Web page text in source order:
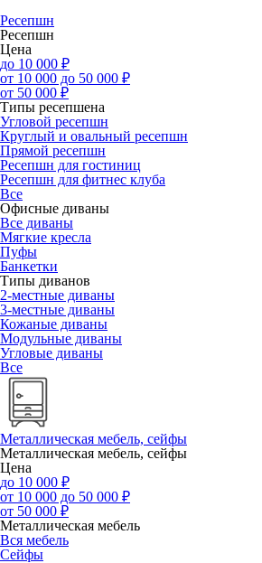
Ресепшн
Ресепшн
Цена
до 10 000 ₽
от 10 000 до 50 000 ₽
от 50 000 ₽
Типы ресепшена
Угловой ресепшн
Круглый и овальный ресепшн
Прямой ресепшн
Ресепшн для гостиниц
Ресепшн для фитнес клуба
Все
Офисные диваны
Все диваны
Мягкие кресла
Пуфы
Банкетки
Типы диванов
2-местные диваны
3-местные диваны
Кожаные диваны
Модульные диваны
Угловые диваны
Все
Металлическая мебель, сейфы
Металлическая мебель, сейфы
Цена
до 10 000 ₽
от 10 000 до 50 000 ₽
от 50 000 ₽
Металлическая мебель
Вся мебель
Сейфы